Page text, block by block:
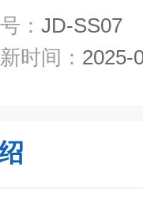
： JD-SS07
时间： 2025-